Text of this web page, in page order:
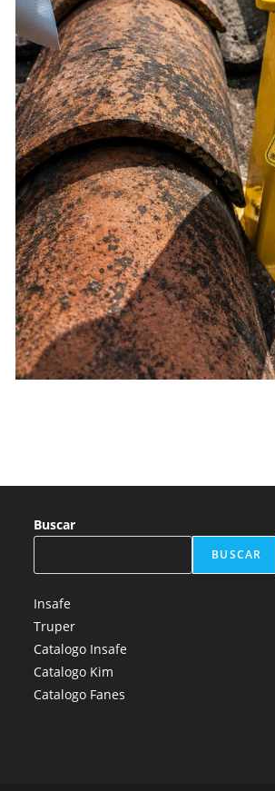
Buscar
BUSCAR
Insafe
Truper
Catalogo Insafe
Catalogo Kim
Catalogo Fanes